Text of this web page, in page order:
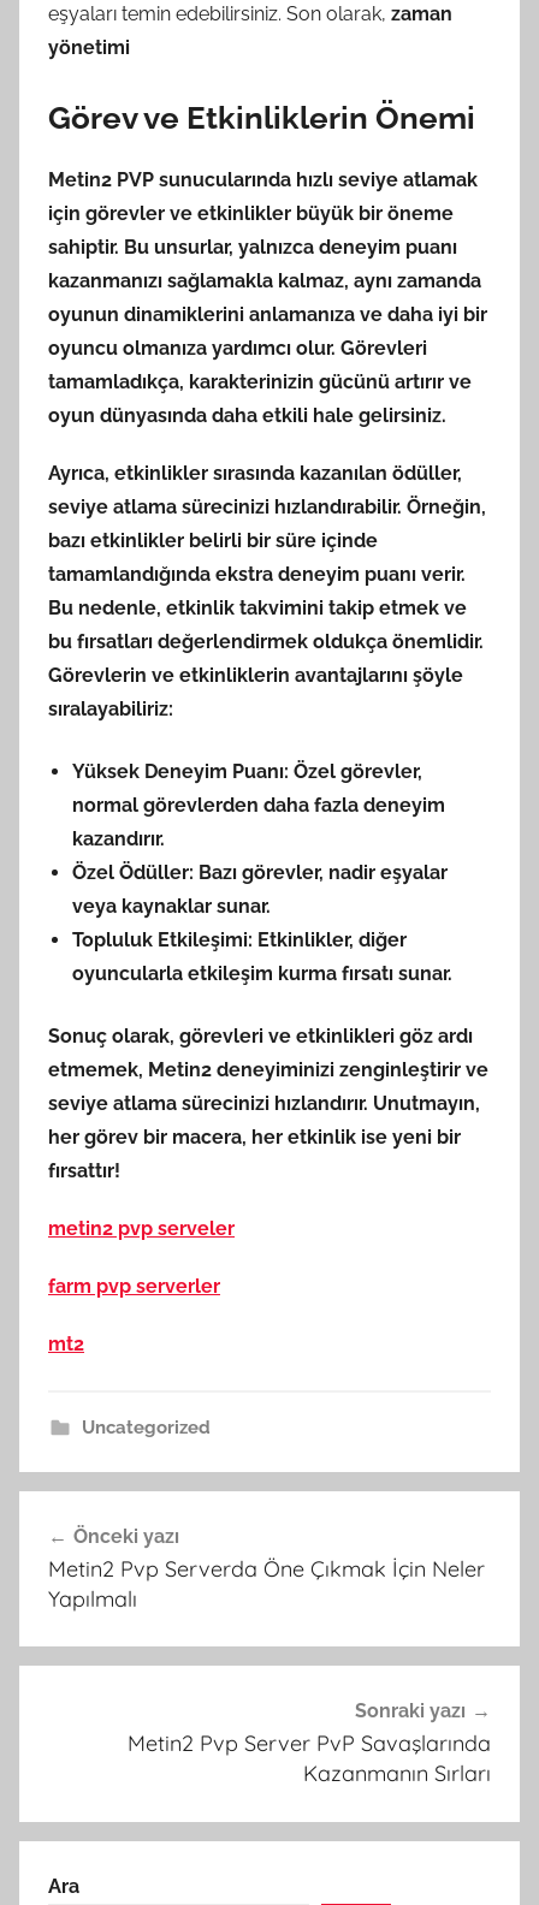
eşyaları temin edebilirsiniz. Son olarak, zaman
yönetimi
Görev ve Etkinliklerin Önemi
Metin2 PVP sunucularında hızlı seviye atlamak
için görevler ve etkinlikler büyük bir öneme
sahiptir. Bu unsurlar, yalnızca deneyim puanı
kazanmanızı sağlamakla kalmaz, aynı zamanda
oyunun dinamiklerini anlamanıza ve daha iyi bir
oyuncu olmanıza yardımcı olur. Görevleri
tamamladıkça, karakterinizin gücünü artırır ve
oyun dünyasında daha etkili hale gelirsiniz.
Ayrıca, etkinlikler sırasında kazanılan ödüller,
seviye atlama sürecinizi hızlandırabilir. Örneğin,
bazı etkinlikler belirli bir süre içinde
tamamlandığında ekstra deneyim puanı verir.
Bu nedenle, etkinlik takvimini takip etmek ve
bu fırsatları değerlendirmek oldukça önemlidir.
Görevlerin ve etkinliklerin avantajlarını şöyle
sıralayabiliriz:
Yüksek Deneyim Puanı: Özel görevler,
normal görevlerden daha fazla deneyim
kazandırır.
Özel Ödüller: Bazı görevler, nadir eşyalar
veya kaynaklar sunar.
Topluluk Etkileşimi: Etkinlikler, diğer
oyuncularla etkileşim kurma fırsatı sunar.
Sonuç olarak, görevleri ve etkinlikleri göz ardı
etmemek, Metin2 deneyiminizi zenginleştirir ve
seviye atlama sürecinizi hızlandırır. Unutmayın,
her görev bir macera, her etkinlik ise yeni bir
fırsattır!
metin2 pvp serveler
farm pvp serverler
mt2
Uncategorized
gezinmesi
Önceki yazı
Metin2 Pvp Serverda Öne Çıkmak İçin Neler
Yapılmalı
Sonraki yazı
Metin2 Pvp Server PvP Savaşlarında
Kazanmanın Sırları
Ara